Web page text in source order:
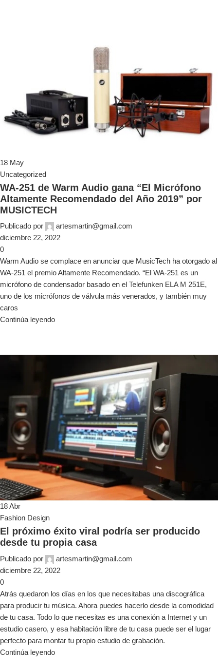
18 May
Uncategorized
WA-251 de Warm Audio gana “El Micrófono
Altamente Recomendado del Año 2019” por
MUSICTECH
Publicado por
artesmartin@gmail.com
diciembre 22, 2022
0
Warm Audio se complace en anunciar que MusicTech ha otorgado al
WA-251 el premio Altamente Recomendado. “El WA-251 es un
micrófono de condensador basado en el Telefunken ELA M 251E,
uno de los micrófonos de válvula más venerados, y también muy
caros
Continúa leyendo
18Abr
Fashion Design
El próximo éxito viral podría ser producido
desde tu propia casa
Publicado por
artesmartin@gmail.com
diciembre 22, 2022
0
Atrás quedaron los días en los que necesitabas una discográfica
para producir tu música. Ahora puedes hacerlo desde la comodidad
de tu casa. Todo lo que necesitas es una conexión a Internet y un
estudio casero, y esa habitación libre de tu casa puede ser el lugar
perfecto para montar tu propio estudio de grabación.
Continúa leyendo